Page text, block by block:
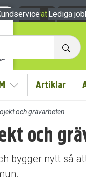
Privat
Sök
Visa/GömArtiklar
Lediga
och grävarbeten
och
bygger nytt så